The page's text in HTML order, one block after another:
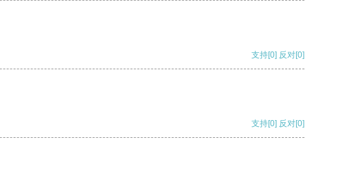
支持[0] 反对[0]
支持[0] 反对[0]